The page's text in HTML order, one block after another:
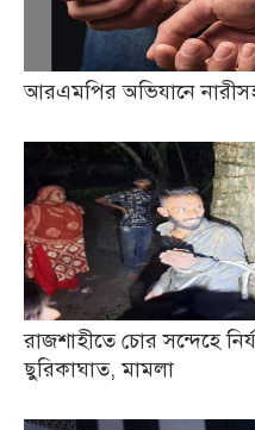
আরএমপির অভিযানে নারীসহ
রাজশাহীতে চোর সন্দেহে
ছুরিকাঘাত, মামলা